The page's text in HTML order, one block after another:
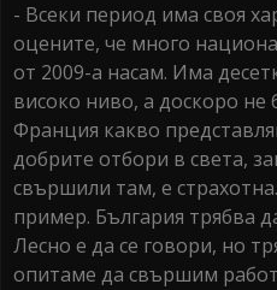
- Всеки период има своя
оцените, че много
от 2009-а насам. Има
високо ниво, а доскоро не
Франция какво
добрите отбори в света,
свършили там, е
пример. България трябва
Лесно е да се говори, но
опитаме да свършим